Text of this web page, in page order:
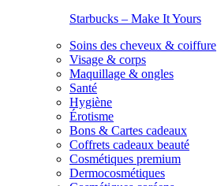
Starbucks – Make It Yours
Soins des cheveux & coiffure
Visage & corps
Maquillage & ongles
Santé
Hygiène
Érotisme
Bons & Cartes cadeaux
Coffrets cadeaux beauté
Cosmétiques premium
Dermocosmétiques